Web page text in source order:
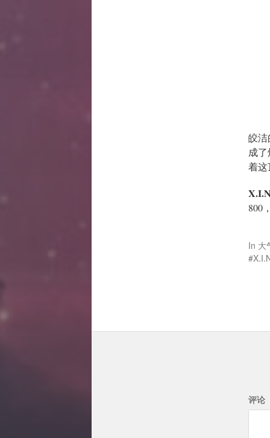
皎洁
成
着这
800
In 大
评论